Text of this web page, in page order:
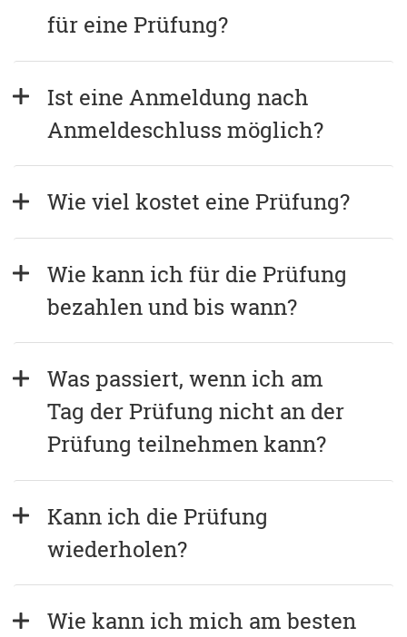
für eine Prüfung?
Ist eine Anmeldung nach
Anmeldeschluss möglich?
Wie viel kostet eine Prüfung?
Wie kann ich für die Prüfung
bezahlen und bis wann?
Was passiert, wenn ich am
Tag der Prüfung nicht an der
Prüfung teilnehmen kann?
Kann ich die Prüfung
wiederholen?
Wie kann ich mich am besten